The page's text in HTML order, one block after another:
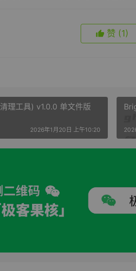
赞 (1)
理工具) v1.0.0 单文件版
2026年1月20日 上午10:20